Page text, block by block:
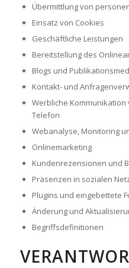
Übermittlung von
Einsatz von Cookies
Geschäftliche Leistungen
Bereitstellung des
Blogs und
Kontakt- und
Werbliche Kommunikation
Telefon
Webanalyse, Monitoring
Onlinemarketing
Kundenrezensionen und
Präsenzen in sozialen
Plugins und eingebettete
Änderung und
Begriffsdefinitionen